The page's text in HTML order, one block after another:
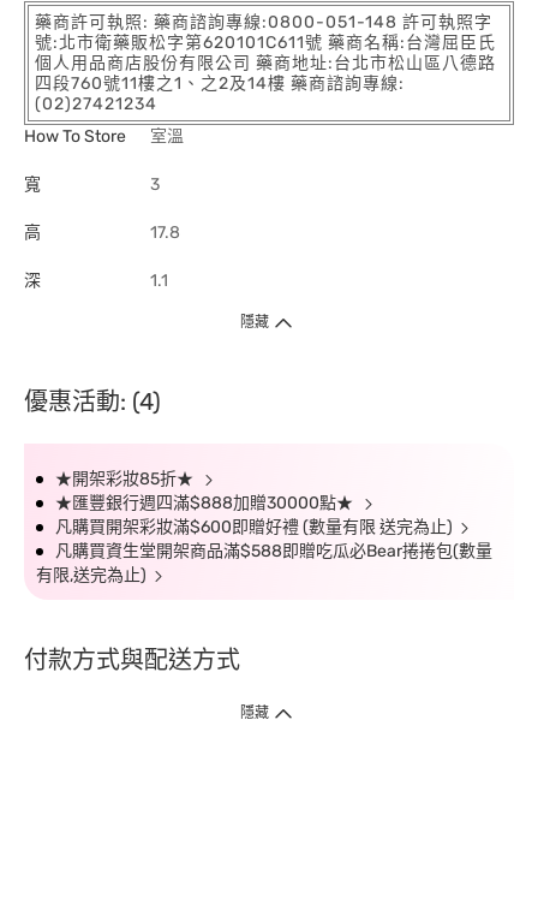
藥商許可執照: 藥商諮詢專線:0800-051-148 許可執照字
號:北市衛藥販松字第620101C611號 藥商名稱:台灣屈臣氏
個人用品商店股份有限公司 藥商地址:台北市松山區八德路
四段760號11樓之1、之2及14樓 藥商諮詢專線:
(02)27421234
How To Store
室溫
寬 3
高 17.8
深 1.1
隱藏
優惠活動: (4)
★開架彩妝85折★
★匯豐銀行週四滿$888加贈30000點★
凡購買開架彩妝滿$600即贈好禮 (數量有限 送完為止)
凡購買資生堂開架商品滿$588即贈吃瓜必Bear捲捲包(數量
有限,送完為止)
付款方式與配送方式
隱藏